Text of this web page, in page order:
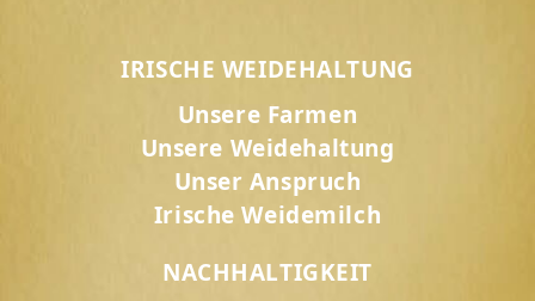
IRISCHE WEIDEHALTUNG
Unsere Farmen
Unsere Weidehaltung
Unser Anspruch
Irische Weidemilch
NACHHALTIGKEIT